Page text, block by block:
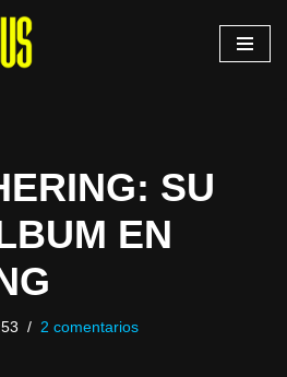
SU
EN
2 comentarios